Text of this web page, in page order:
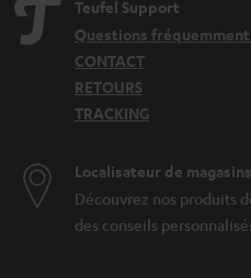
Teufel Support
Questions
CONTACT
RETOURS
TRACKING
Localisateur de magasins
Découvrez nos produits
des conseils